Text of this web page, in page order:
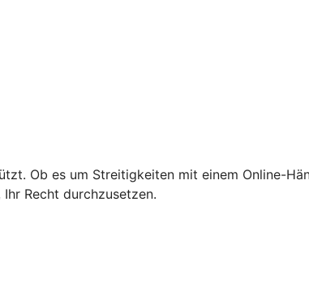
Ob es um Streitigkeiten mit einem Online-
Recht durchzusetzen.